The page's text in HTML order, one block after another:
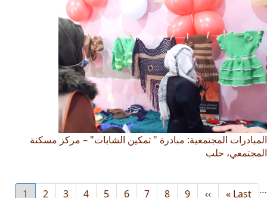
المبادرات المجتمعية: مبادرة " تمكين الشابات" – مركز مسكنة
المجتمعي، حلب
1
الصفحة
2
الصفحة
3
الصفحة
4
الصفحة
5
الصفحة
6
الصفحة
7
الصفحة
8
الصفحة
9 …
Next
›› Last
Last »